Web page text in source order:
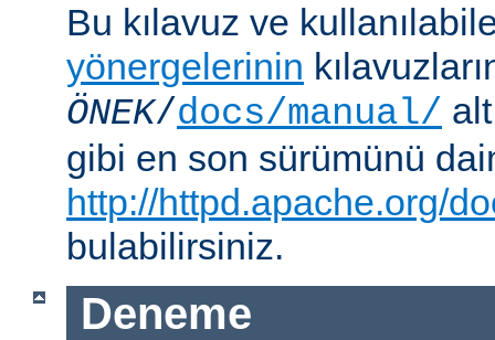
Bu kılavuz ve
yönergelerinin
ÖNEK/docs/manual/
gibi en son sürümünü
http://httpd.apache.org/
bulabilirsiniz.
Deneme